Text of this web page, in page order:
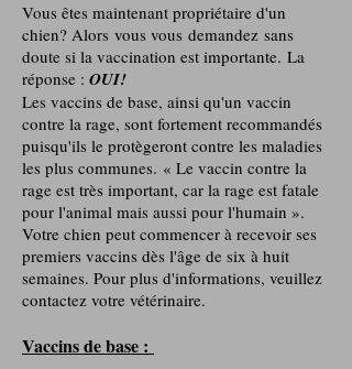
Vous êtes maintenant propriétaire d'un
chien? Alors vous vous demandez sans
doute si la vaccination est importante. La
réponse : OUI!
Les vaccins de base, ainsi qu'un vaccin
contre la rage, sont fortement recommandés
puisqu'ils le protègeront contre les maladies
les plus communes. « Le vaccin contre la
rage est très important, car la rage est fatale
pour l'animal mais aussi pour l'humain ».
Votre chien peut commencer à recevoir ses
premiers vaccins dès l'âge de six à huit
semaines. Pour plus d'informations, veuillez
contactez votre vétérinaire.
Vaccins de base :